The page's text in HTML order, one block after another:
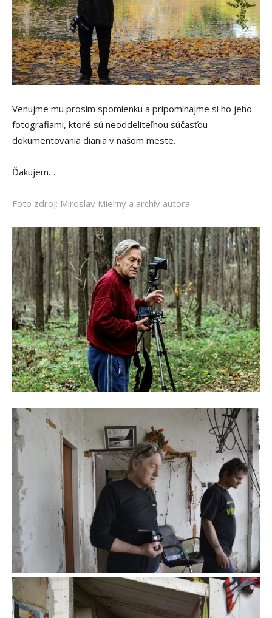
Venujme mu prosím spomienku a pripomínajme si ho jeho
fotografiami, ktoré sú neoddeliteľnou súčasťou
dokumentovania diania v našom meste.
Ďakujem…
Foto zdroj: Miroslav Mierny a archív autora